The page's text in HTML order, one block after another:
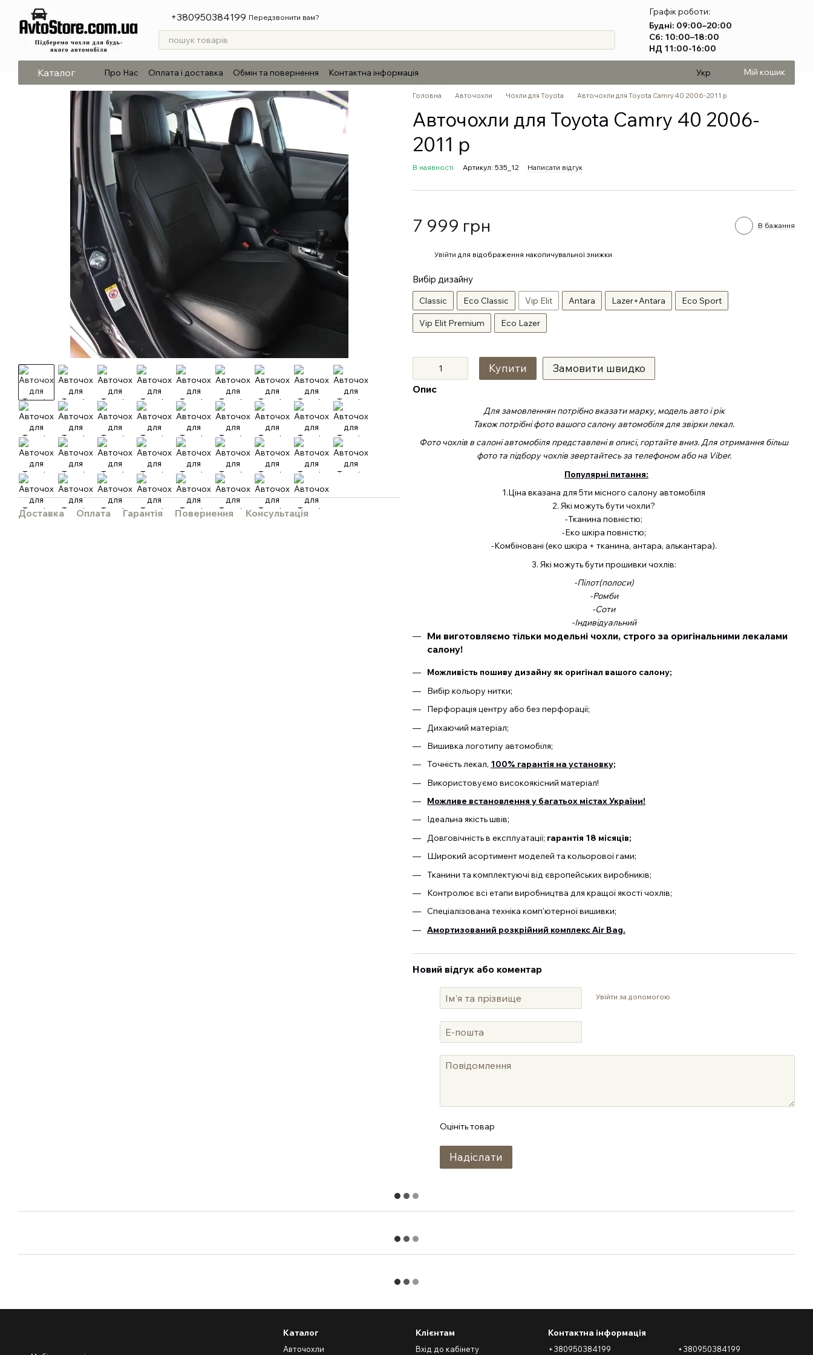
Перейти до основного контенту
+380950384199 Передзвонити вам?
Графік роботи:
Будні: 09:00–20:00
Сб: 10:00–18:00
НД 11:00-16:00
Каталог Про Нас Оплата і доставка Обмін та повернення Контактна інформація Укр Мій кошик
Доставка Оплата Гарантія Повернення Консультація
Головна Авточохли Чохли для Toyota Авточохли для Toyota Camry 40 2006-2011 р
Авточохли для Toyota Camry 40 2006-
2011 р
В наявності Артикул: 535_12 Написати відгук
7 999 грн В бажання
Увійти для відображення накопичувальної знижки
Вибір дизайну
Classic Eco Classic Vip Elit Antara Lazer+Antara Eco Sport
Vip Elit Premium Eco Lazer
Купити Замовити швидко
Опис
Для замовленнян потрібно вказати марку, модель авто і рік
Також потрібні фото вашого салону автомобіля для звірки лекал.
Фото чохлів в салоні автомобіля представлені в описі, гортайте вниз. Для отримання більш
фото та підбору чохлів звертайтесь за телефоном або на Viber.
Популярні питання:
1.Ціна вказана для 5ти місного салону автомобіля
2. Які можуть бути чохли?
-Тканина повністю;
-Еко шкіра повністю;
-Комбіновані (еко шкіра + тканина, антара, алькантара).
3. Які можуть бути прошивки чохлів:
-Пілот(полоси)
-Ромби
-Соти
-Індивідуальний
Ми виготовляємо тільки модельні чохли, строго за оригінальними лекалами
салону!
Можливість пошиву дизайну як оригінал вашого салону;
Вибір кольору нитки;
Перфорація центру або без перфорації;
Дихаючий матеріал;
Вишивка логотипу автомобіля;
Точність лекал, 100% гарантія на установку;
Використовуємо високоякісний матеріал!
Можливе встановлення у багатьох містах України!
Ідеальна якість швів;
Довговічність в експлуатації; гарантія 18 місяців;
Широкий асортимент моделей та кольорової гами;
Тканини та комплектуючі від європейських виробників;
Контролює всі етапи виробництва для кращої якості чохлів;
Спеціалізована техніка комп'ютерної вишивки;
Амортизований розкрійний комплекс Air Bag.
Новий відгук або коментар
Увійти за допомогою
Оцініть товар
Надіслати
Каталог
Авточохли
Клієнтам
Вхід до кабінету
Контактна інформація
+380950384199 +380950384199